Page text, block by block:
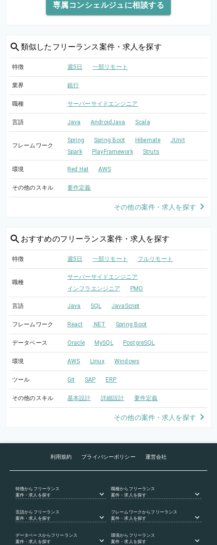
専属コンシェルジュに相談する
類似した フリーランス案件・求人を探す
特徴 週5日 一部リモート
業界 銀行
職種 サーバーサイドエンジニア
言語 Java AndroidJava Scala
フレームワーク
Spring Spring Boot Hibernate
JUnit
Spark
PlayFramework Struts
環境 Red Hat AWS
その他のスキル 要件定義
その他の案件・求人を探す
おすすめのフリーランス案件・求人を探す
特徴 週5日 一部リモート フルリモート
職種
サーバーサイドエンジニア
インフラエンジニア
PMO
言語 Java SQL JavaScript
フレームワーク React .NET Spring Boot
データベース Oracle MySQL PostgreSQL
環境 AWS Linux Windows
ツール Git SAP ERP
その他のスキル 基本設計 詳細設計 要件定義
その他の案件・求人を探す
利用規約 プライバシーポリシー 運営会社
特徴からフリーランス
案件・求人を探す
職種からフリーランス
案件・求人を探す
言語からフリーランス
案件・求人を探す
フレームワークからフリーランス
案件・求人を探す
データベース からフリーランス
案件・求人を探す
環境からフリーランス
案件・求人を探す